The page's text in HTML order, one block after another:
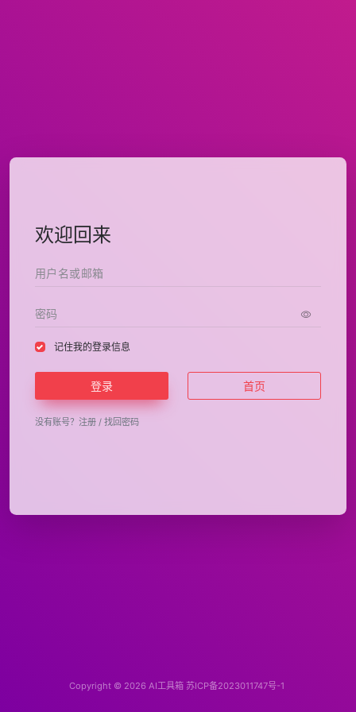
欢迎回来
记住我的登录信息
登录 首页
没有账号？ 注册 / 找回密码
Copyright © 2026 AI工具箱 苏ICP备2023011747号-1